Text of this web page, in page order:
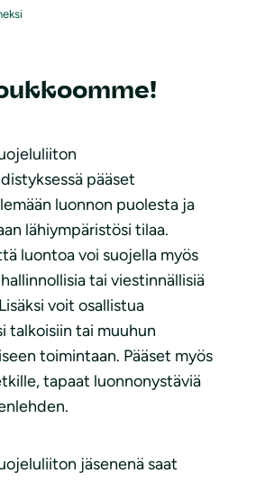
pääset
luonnon puolesta ja
lähiympäristösi tilaa.
luontoa voi suojella myös
tai viestinnällisiä
voit osallistua
talkoisiin tai muuhun
toimintaan. Pääset myös
tapaat luonnonystäviä
jäsenenä saat